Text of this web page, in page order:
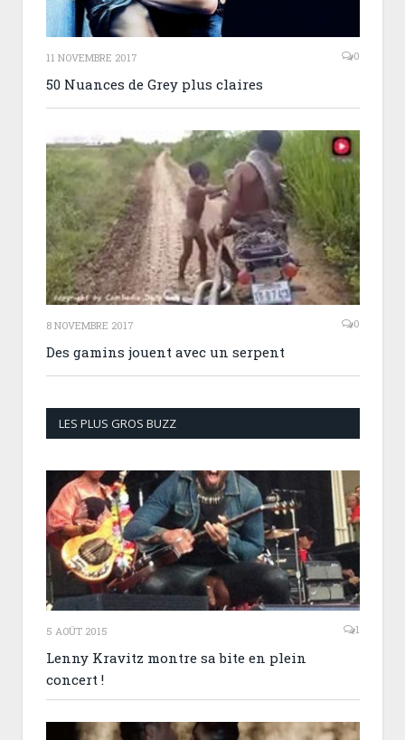
11 NOVEMBRE 2017 0
50 Nuances de Grey plus claires
8 NOVEMBRE 2017 0
Des gamins jouent avec un serpent
LES PLUS GROS BUZZ
5 AOÛT 2015 1
Lenny Kravitz montre sa bite en plein
concert !